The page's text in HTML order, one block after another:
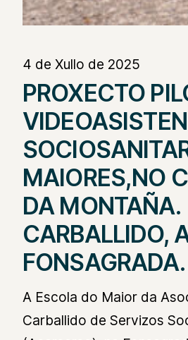
4 de Xullo de 2025
PROXECTO
MAIORES,NO
DA MONTAÑA.
CARBALLIDO,
FONSAGRADA.
A Escola do Maior da
Carballido de Servizos